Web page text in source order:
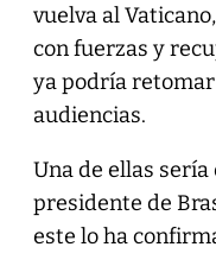
vuelva al
con fuerzas y
ya podría
audiencias.
Una de ellas sería
presidente de
este lo ha